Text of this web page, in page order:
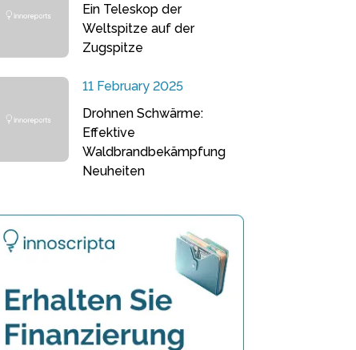
Ein Teleskop der
Weltspitze auf der
Zugspitze
11 February 2025
Drohnen Schwärme:
Effektive
Waldbrandbekämpfung
Neuheiten